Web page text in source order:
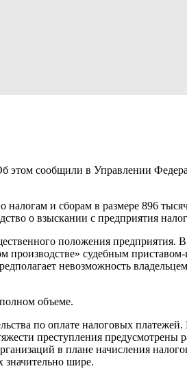
сообщили в Управлении
и сборам в размере 896
о взыскании с предприятия
положения предприятия.
судебным
невозможность
объеме.
по оплате налоговых
преступления
в плане начисления
шире.